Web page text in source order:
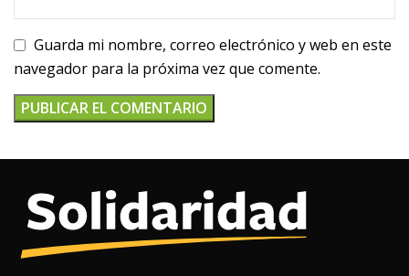
Guarda mi nombre, correo electrónico y web en este
navegador para la próxima vez que comente.